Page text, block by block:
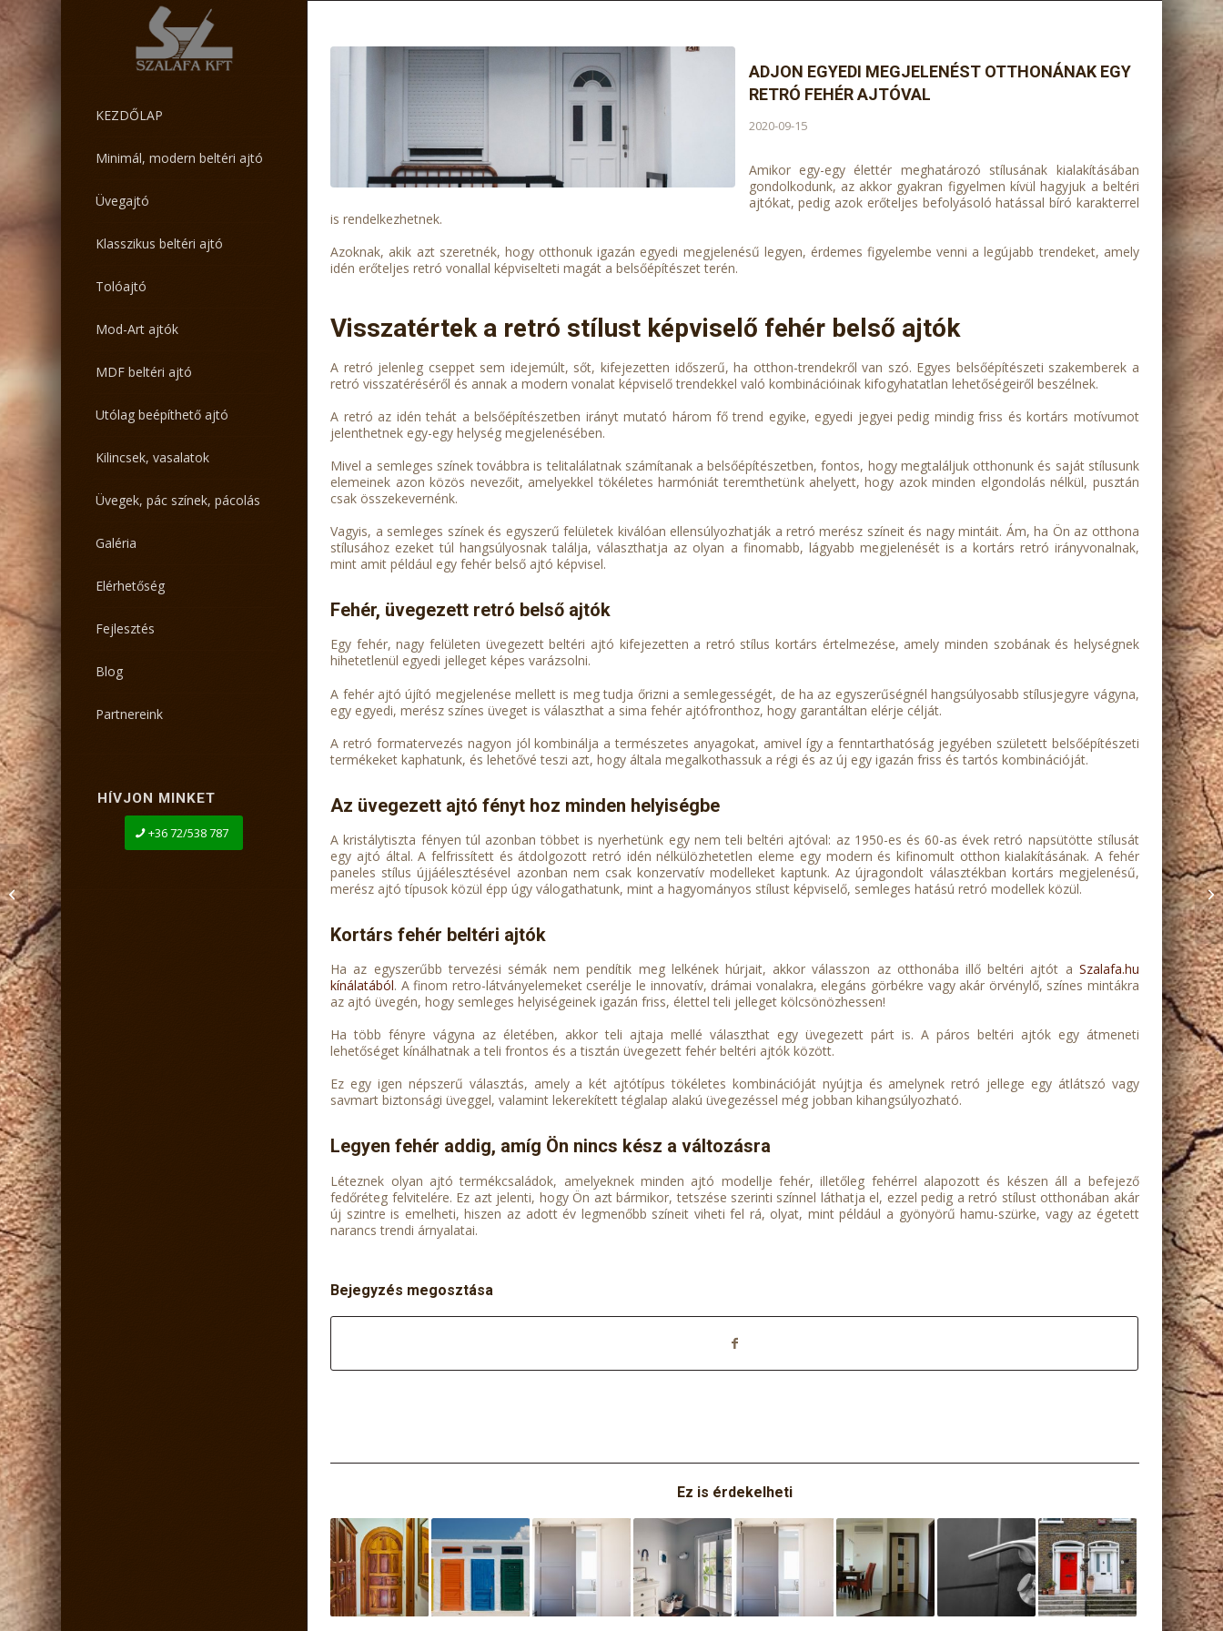
KEZDŐLAP
Minimál, modern beltéri ajtó
Üvegajtó
Klasszikus beltéri ajtó
Tolóajtó
Mod-Art ajtók
MDF beltéri ajtó
Utólag beépíthető ajtó
Kilincsek, vasalatok
Üvegek, pác színek, pácolás
Galéria
Elérhetőség
Fejlesztés
Blog
Partnereink
HÍVJON MINKET
+36 72/538 787
ADJON EGYEDI MEGJELENÉST OTTHONÁNAK EGY
RETRÓ FEHÉR AJTÓVAL
2020-09-15
Amikor egy-egy élettér meghatározó stílusának kialakításában
gondolkodunk, az akkor gyakran figyelmen kívül hagyjuk a beltéri
ajtókat, pedig azok erőteljes befolyásoló hatással bíró karakterrel
is rendelkezhetnek.
Azoknak, akik azt szeretnék, hogy otthonuk igazán egyedi megjelenésű legyen, érdemes figyelembe venni a legújabb trendeket, amely
idén erőteljes retró vonallal képviselteti magát a belsőépítészet terén.
Visszatértek a retró stílust képviselő fehér belső ajtók
A retró jelenleg cseppet sem idejemúlt, sőt, kifejezetten időszerű, ha otthon-trendekről van szó. Egyes belsőépítészeti szakemberek a
retró visszatéréséről és annak a modern vonalat képviselő trendekkel való kombinációinak kifogyhatatlan lehetőségeiről beszélnek.
A retró az idén tehát a belsőépítészetben irányt mutató három fő trend egyike, egyedi jegyei pedig mindig friss és kortárs motívumot
jelenthetnek egy-egy helység megjelenésében.
Mivel a semleges színek továbbra is telitalálatnak számítanak a belsőépítészetben, fontos, hogy megtaláljuk otthonunk és saját stílusunk
elemeinek azon közös nevezőit, amelyekkel tökéletes harmóniát teremthetünk ahelyett, hogy azok minden elgondolás nélkül, pusztán
csak összekevernénk.
Vagyis, a semleges színek és egyszerű felületek kiválóan ellensúlyozhatják a retró merész színeit és nagy mintáit. Ám, ha Ön az otthona
stílusához ezeket túl hangsúlyosnak találja, választhatja az olyan a finomabb, lágyabb megjelenését is a kortárs retró irányvonalnak,
mint amit például egy fehér belső ajtó képvisel.
Fehér, üvegezett retró belső ajtók
Egy fehér, nagy felületen üvegezett beltéri ajtó kifejezetten a retró stílus kortárs értelmezése, amely minden szobának és helységnek
hihetetlenül egyedi jelleget képes varázsolni.
A fehér ajtó újító megjelenése mellett is meg tudja őrizni a semlegességét, de ha az egyszerűségnél hangsúlyosabb stílusjegyre vágyna,
egy egyedi, merész színes üveget is választhat a sima fehér ajtófronthoz, hogy garantáltan elérje célját.
A retró formatervezés nagyon jól kombinálja a természetes anyagokat, amivel így a fenntarthatóság jegyében született belsőépítészeti
termékeket kaphatunk, és lehetővé teszi azt, hogy általa megalkothassuk a régi és az új egy igazán friss és tartós kombinációját.
Az üvegezett ajtó fényt hoz minden helyiségbe
A kristálytiszta fényen túl azonban többet is nyerhetünk egy nem teli beltéri ajtóval: az 1950-es és 60-as évek retró napsütötte stílusát
egy ajtó által. A felfrissített és átdolgozott retró idén nélkülözhetetlen eleme egy modern és kifinomult otthon kialakításának. A fehér
paneles stílus újjáélesztésével azonban nem csak konzervatív modelleket kaptunk. Az újragondolt választékban kortárs megjelenésű,
merész ajtó típusok közül épp úgy válogathatunk, mint a hagyományos stílust képviselő, semleges hatású retró modellek közül.
Kortárs fehér beltéri ajtók
Ha az egyszerűbb tervezési sémák nem pendítik meg lelkének húrjait, akkor válasszon az otthonába illő beltéri ajtót a Szalafa.hu
kínálatából. A finom retro-látványelemeket cserélje le innovatív, drámai vonalakra, elegáns görbékre vagy akár örvénylő, színes mintákra
az ajtó üvegén, hogy semleges helyiségeinek igazán friss, élettel teli jelleget kölcsönözhessen!
Ha több fényre vágyna az életében, akkor teli ajtaja mellé választhat egy üvegezett párt is. A páros beltéri ajtók egy átmeneti
lehetőséget kínálhatnak a teli frontos és a tisztán üvegezett fehér beltéri ajtók között.
Ez egy igen népszerű választás, amely a két ajtótípus tökéletes kombinációját nyújtja és amelynek retró jellege egy átlátszó vagy
savmart biztonsági üveggel, valamint lekerekített téglalap alakú üvegezéssel még jobban kihangsúlyozható.
Legyen fehér addig, amíg Ön nincs kész a változásra
Léteznek olyan ajtó termékcsaládok, amelyeknek minden ajtó modellje fehér, illetőleg fehérrel alapozott és készen áll a befejező
fedőréteg felvitelére. Ez azt jelenti, hogy Ön azt bármikor, tetszése szerinti színnel láthatja el, ezzel pedig a retró stílust otthonában akár
új szintre is emelheti, hiszen az adott év legmenőbb színeit viheti fel rá, olyat, mint például a gyönyörű hamu-szürke, vagy az égetett
narancs trendi árnyalatai.
Bejegyzés megosztása
Ez is érdekelheti
Miért válasszon
tölgyfa beltéri ajtókat?